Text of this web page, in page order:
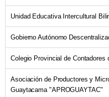
Unidad Educativa Intercultural
Gobierno Autónomo
Colegio Provincial de Contadores
Asociación de Productores y
Guaytacama "APROGUAYTAC"